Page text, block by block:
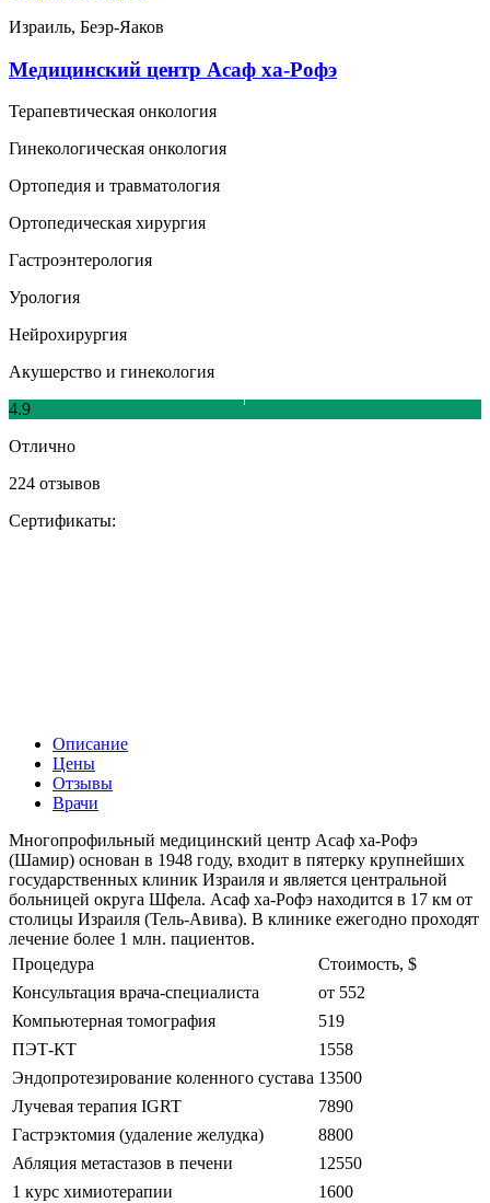
Израиль, Беэр-Яаков
Медицинский центр Асаф ха-Рофэ
Терапевтическая онкология
Гинекологическая онкология
Ортопедия и травматология
Ортопедическая хирургия
Гастроэнтерология
Урология
Нейрохирургия
Акушерство и гинекология
4.9
Отлично
224 отзывов
Сертификаты:
Описание
Цены
Отзывы
Врачи
Многопрофильный медицинский центр Асаф ха-Рофэ
(Шамир) основан в 1948 году, входит в пятерку крупнейших
государственных клиник Израиля и является центральной
больницей округа Шфела. Асаф ха-Рофэ находится в 17 км от
столицы Израиля (Тель-Авива). В клинике ежегодно проходят
лечение более 1 млн. пациентов.
Процедура
Стоимость, $
Консультация врача-специалиста
от 552
Компьютерная томография
519
ПЭТ-КТ
1558
Эндопротезирование коленного сустава 13500
Лучевая терапия IGRT
7890
Гастрэктомия (удаление желудка)
8800
Абляция метастазов в печени
12550
1 курс химиотерапии
1600